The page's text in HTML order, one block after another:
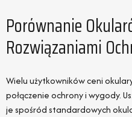
Porównanie
Rozwiązaniami
Wielu użytkowników ceni
połączenie ochrony i wygody.
je spośród standardowych